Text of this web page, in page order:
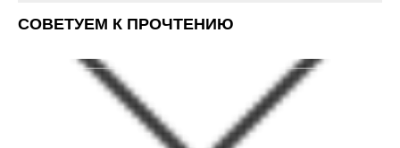
СОВЕТУЕМ К ПРОЧТЕНИЮ